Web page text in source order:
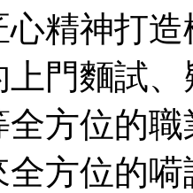
精神打
上門麵試
方位的
方位的